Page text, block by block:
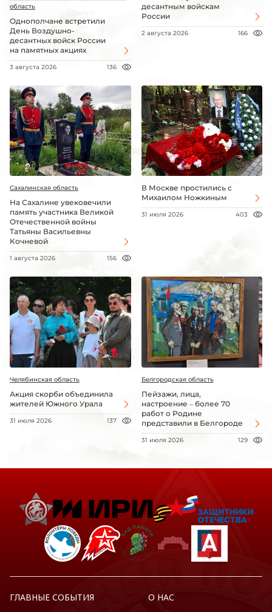
область
Однополчане встретили
День Воздушно-
десантных войск России
на памятных акциях
3 августа 2026 136
десантным войскам
России
2 августа 2026 166
Сахалинская область
На Сахалине увековечили
память участника Великой
Отечественной войны
Татьяны Васильевны
Кочневой
1 августа 2026 156
В Москве простились с
Михаилом Ножкиным
31 июля 2026 403
Челябинская область
Акция скорби объединила
жителей Южного Урала
31 июля 2026 137
Белгородская область
Пейзажи, лица,
настроение – более 70
работ о Родине
представили в Белгороде
31 июля 2026 129
ГЛАВНЫЕ СОБЫТИЯ О НАС